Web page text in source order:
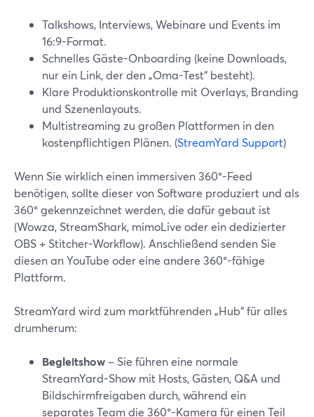
Talkshows, Interviews, Webinare und Events im
16:9-Format.
Schnelles Gäste-Onboarding (keine Downloads,
nur ein Link, der den „Oma-Test“ besteht).
Klare Produktionskontrolle mit Overlays, Branding
und Szenenlayouts.
Multistreaming zu großen Plattformen in den
kostenpflichtigen Plänen. (StreamYard Support)
Wenn Sie wirklich einen immersiven 360°-Feed
benötigen, sollte dieser von Software produziert und als
360° gekennzeichnet werden, die dafür gebaut ist
(Wowza, StreamShark, mimoLive oder ein dedizierter
OBS + Stitcher-Workflow). Anschließend senden Sie
diesen an YouTube oder eine andere 360°-fähige
Plattform.
StreamYard wird zum marktführenden „Hub“ für alles
drumherum:
Begleitshow – Sie führen eine normale
StreamYard-Show mit Hosts, Gästen, Q&A und
Bildschirmfreigaben durch, während ein
separates Team die 360°-Kamera für einen Teil